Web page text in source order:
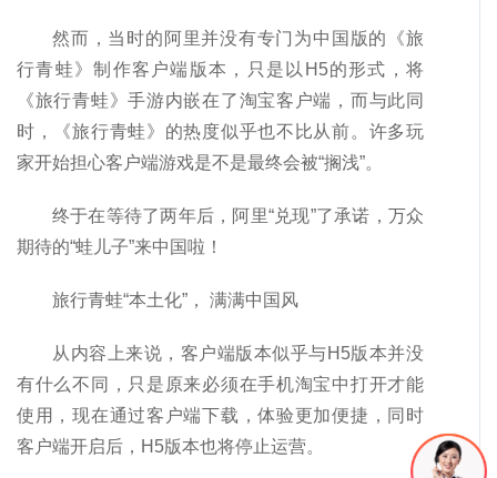
然而，当时的阿里并没有专门为中国版的《旅
行青蛙》制作客户端版本，只是以H5的形式，将
《旅行青蛙》手游内嵌在了淘宝客户端，而与此同
时，《旅行青蛙》的热度似乎也不比从前。许多玩
家开始担心客户端游戏是不是最终会被“搁浅”。
终于在等待了两年后，阿里“兑现”了承诺，万众
期待的“蛙儿子”来中国啦！
旅行青蛙“本土化”， 满满中国风
从内容上来说，客户端版本似乎与H5版本并没
有什么不同，只是原来必须在手机淘宝中打开才能
使用，现在通过客户端下载，体验更加便捷，同时
客户端开启后，H5版本也将停止运营。